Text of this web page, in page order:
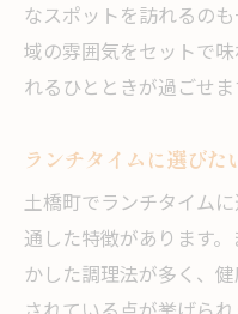
なスポットを訪れるの
域の雰囲気をセットで
れるひとときが過ごせま
ランチタイムに選び
土橋町でランチタイム
通した特徴があります
かした調理法が多く、